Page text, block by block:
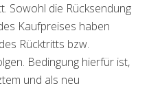
Sowohl die Rücksendung
Kaufpreises haben
Rücktritts bzw.
Bedingung hierfür ist,
und als neu